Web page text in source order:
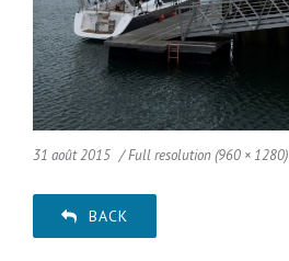
31 août 2015 Full resolution (960 × 1280)
BACK